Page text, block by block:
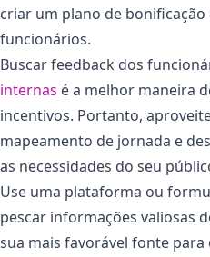
criar um plano de
funcionários.
Buscar feedback dos
internas é a melhor maneira
incentivos. Portanto,
mapeamento de jornada e
as necessidades do seu
Use uma plataforma ou
pescar informações valiosas
sua mais favorável fonte